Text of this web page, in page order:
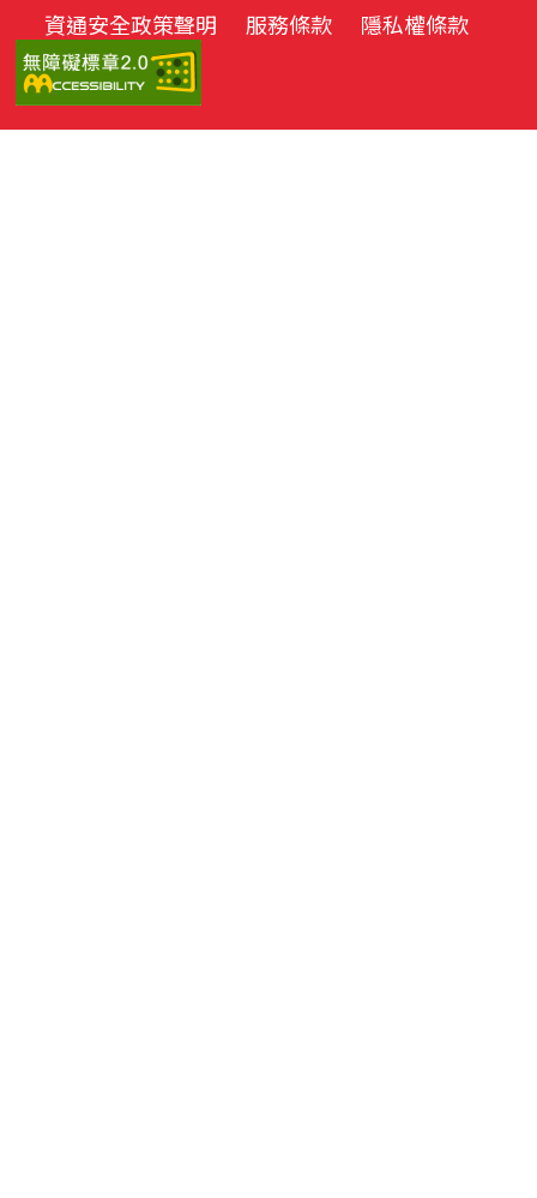
資通安全政策聲明
服務條款 隱私權條款